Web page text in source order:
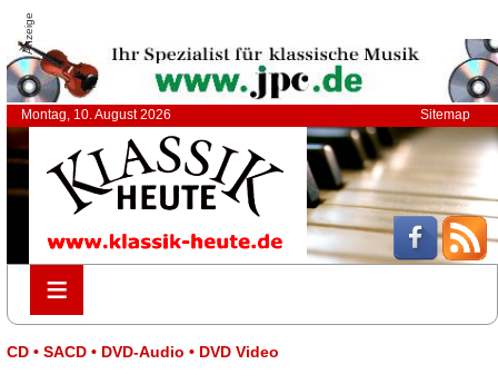
Anzeige
Montag, 10. August 2026 Sitemap
≡
≡
CD • SACD • DVD-Audio • DVD Video